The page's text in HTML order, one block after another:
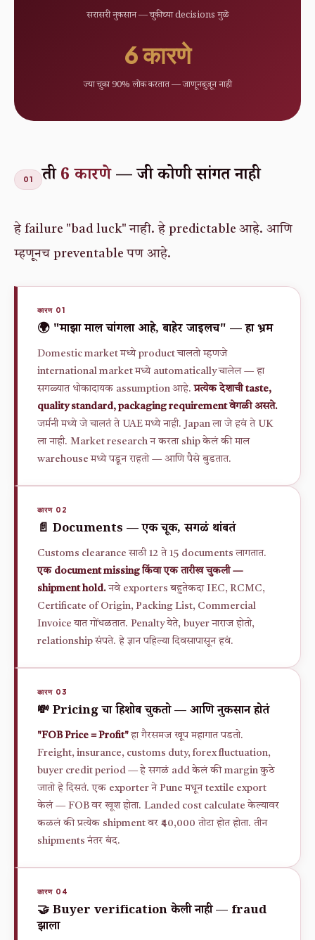
सरासरी नुकसान — चुकीच्या decisions मुळे
6 कारणे
ज्या चुका 90% लोक करतात — जाणूनबुजून नाही
01 ती6 कारणे— जी कोणी सांगत नाही
हे failure "bad luck" नाही. हे predictable आहे. आणि
म्हणूनच preventable पण आहे.
कारण 01
🌍 "माझा माल चांगला आहे, बाहेर जाईलच" — हा भ्रम
Domestic market मध्ये product चालतो म्हणजे
international market मध्ये automatically चालेल — हा
सगळ्यात धोकादायक assumption आहे.प्रत्येक देशाची taste,
quality standard, packaging requirement वेगळी असते.
जर्मनी मध्ये जे चालतं ते UAE मध्ये नाही. Japan ला जे हवं ते UK
ला नाही. Market research न करता ship केलं की माल
warehouse मध्ये पडून राहतो — आणि पैसे बुडतात.
कारण 02
📄 Documents — एक चूक, सगळं थांबतं
Customs clearance साठी 12 ते 15 documents लागतात.
एक document missing किंवा एक तारीख चुकली —
shipment hold. नवे exporters बहुतेकदा IEC, RCMC,
Certificate of Origin, Packing List, Commercial
Invoice यात गोंधळतात. Penalty येते, buyer नाराज होतो,
relationship संपते. हे ज्ञान पहिल्या दिवसापासून हवं.
कारण 03
💸 Pricing चा हिशोब चुकतो — आणि नुकसान होतं
"FOB Price = Profit" हा गैरसमज खूप महागात पडतो.
Freight, insurance, customs duty, forex fluctuation,
buyer credit period — हे सगळं add केलं की margin कुठे
जातो हे दिसतं. एक exporter ने Pune मधून textile export
केलं — FOB वर खूश होता. Landed cost calculate केल्यावर
कळलं की प्रत्येक shipment वर ₹40,000 तोटा होत होता. तीन
shipments नंतर बंद.
कारण 04
🤝 Buyer verification केली नाही — fraud
झाला